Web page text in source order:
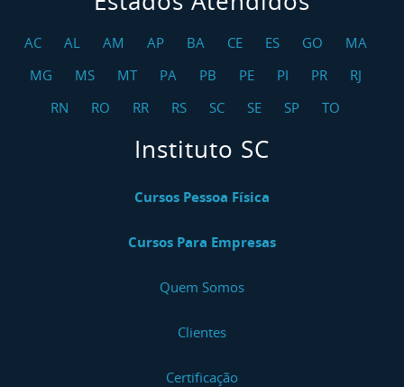
AC AL AM AP BA CE ES GO
MA
MG
MS MT PA PB PE PI PR
RJ
RN
RO RR RS SC SE SP TO
Instituto SC
Cursos Pessoa Física
Cursos Para Empresas
Quem Somos
Clientes
Certificação